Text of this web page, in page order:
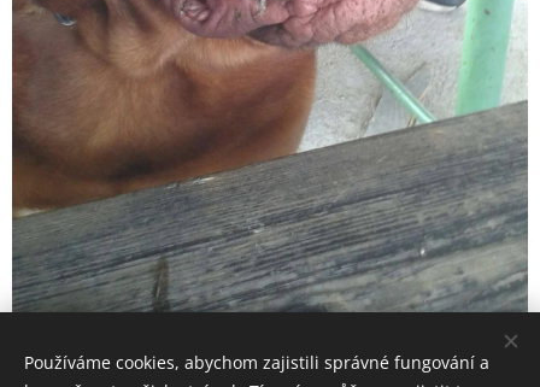
Používáme cookies, abychom zajistili správné fungování a